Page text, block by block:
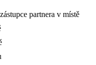
partnera v místě